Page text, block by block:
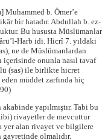
b. Ömer’e
bir hatadır. Abdullah b. ez-
Bu hususta Müslümanlar
Harb idi. Hicrî 7. yıldaki
ne de Müslümanlardan
onunla nasıl tavaf
(sas) ile birlikte hicret
müddet zarfında hiç
yapılmıştır. Tabi bu
rivayetler de mevcuttur
yer alan rivayet ve bilgilere
olmalıdır.